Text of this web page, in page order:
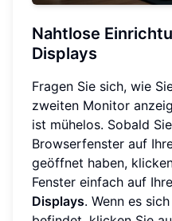
Nahtlose
Displays
Fragen Sie sich, wie
zweiten Monitor
ist mühelos. Sobald
Browserfenster auf
geöffnet haben,
Fenster einfach auf
Displays. Wenn es